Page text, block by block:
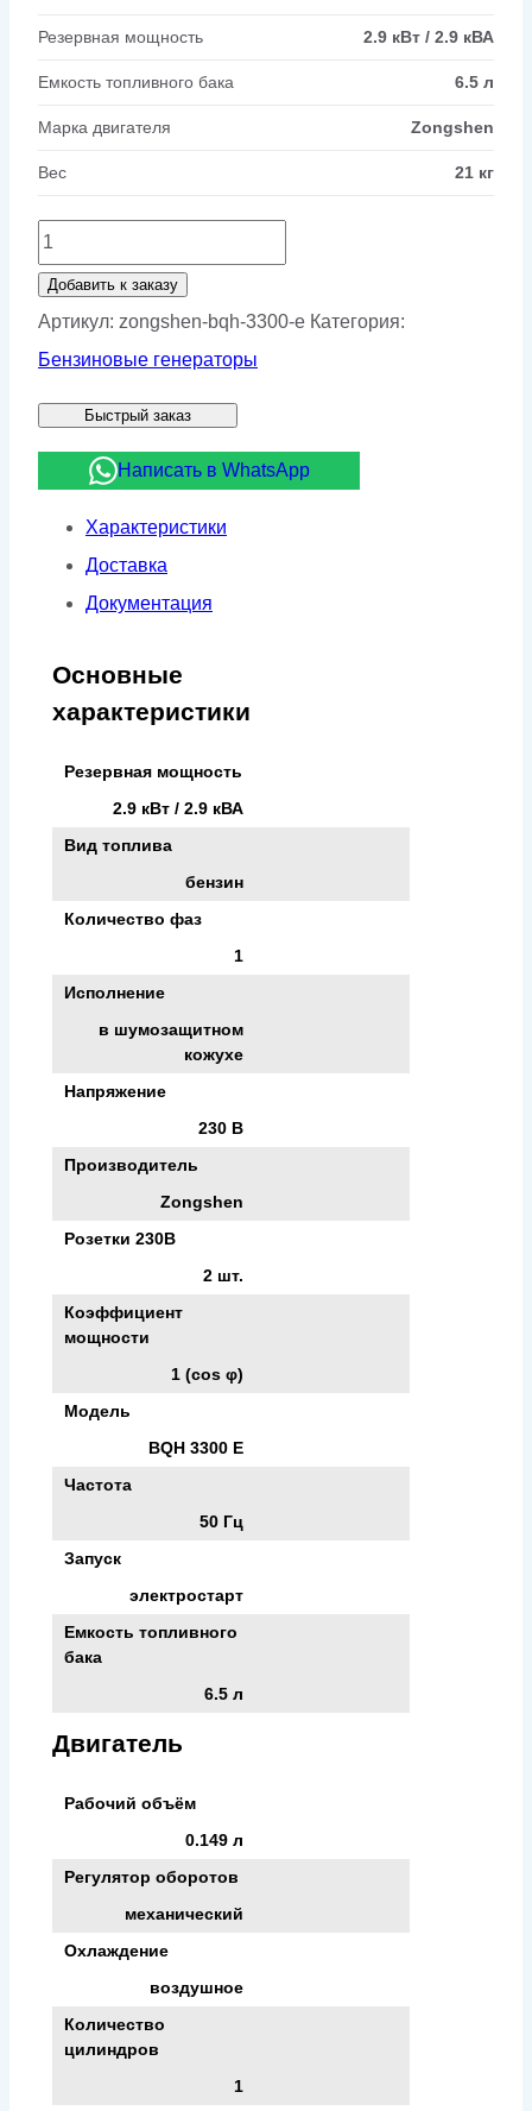
Резервная мощность 2.9 кВт / 2.9 кВА
Емкость топливного бака 6.5 л
Марка двигателя Zongshen
Вес 21 кг
Количество
товара
Бензиновый
генератор
BQH
кожухе
Добавить к заказу
Артикул: zongshen-bqh-3300-e Категория:
Бензиновые генераторы
Быстрый заказ
Написать в WhatsApp
Характеристики
Доставка
Документация
Основные
характеристики
Резервная мощность
2.9 кВт / 2.9 кВА
Вид топлива
бензин
Количество фаз
1
Исполнение
в шумозащитном
кожухе
Напряжение
230 В
Производитель
Zongshen
Розетки 230В
2 шт.
Коэффициент
мощности
1 (cos φ)
Модель
BQH 3300 E
Частота
50 Гц
Запуск
электростарт
Емкость топливного
бака
6.5 л
Двигатель
Рабочий объём
0.149 л
Регулятор оборотов
механический
Охлаждение
воздушное
Количество
цилиндров
1